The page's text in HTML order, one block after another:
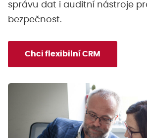
správu dat i auditní nástroje
bezpečnost.
Chci flexibilní CRM